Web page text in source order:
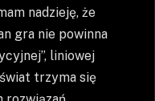
nadzieję, że
gra nie powinna
liniowej
trzyma się